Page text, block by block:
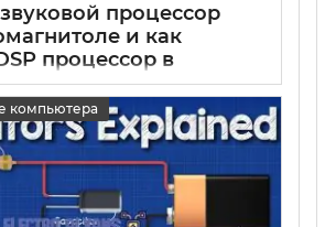
процессор
и как
процессор в
0
компьютера